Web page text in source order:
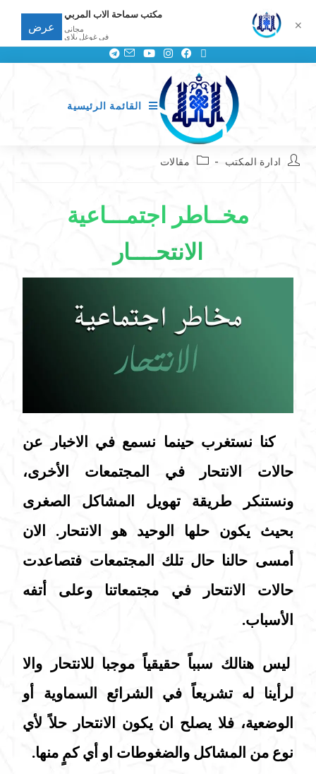
القائمة الرئيسية
ادارة المكتب مقالات
مخــاطر اجتمـــاعية
الانتحــــار
كنا نستغرب حينما نسمع في الاخبار عن
حالات الانتحار في المجتمعات الأخرى،
ونستنكر طريقة تهويل المشاكل الصغرى
بحيث يكون حلها الوحيد هو الانتحار. الان
أمسى حالنا حال تلك المجتمعات فتصاعدت
حالات الانتحار في مجتمعاتنا وعلى أتفه
الأسباب.
ليس هنالك سبباً حقيقياً موجبا للانتحار والا
لرأينا له تشريعاً في الشرائع السماوية أو
الوضعية، فلا يصلح ان يكون الانتحار حلاً لأي
نوع من المشاكل والضغوطات او أي كمٍ منها.
✕
مكتب سماحة الاب المربي
مجانى
في غوغل بلاي
عرض